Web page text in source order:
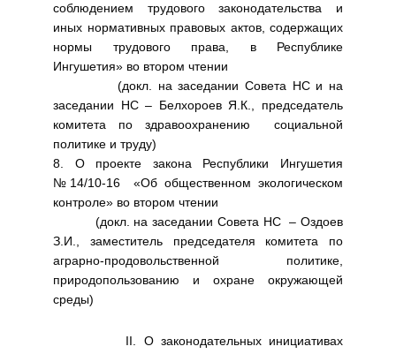
соблюдением трудового законодательства и
иных нормативных правовых актов, содержащих
нормы трудового права, в Республике
Ингушетия» во втором чтении
(докл. на заседании Совета НС и на
заседании НС – Белхороев Я.К., председатель
комитета по здравоохранению социальной
политике и труду)
8. О проекте закона Республики Ингушетия
№14/10-16 «Об общественном экологическом
контроле» во втором чтении
(докл. на заседании Совета НС – Оздоев
З.И., заместитель председателя комитета по
аграрно-продовольственной политике,
природопользованию и охране окружающей
среды)
II. О законодательных инициативах